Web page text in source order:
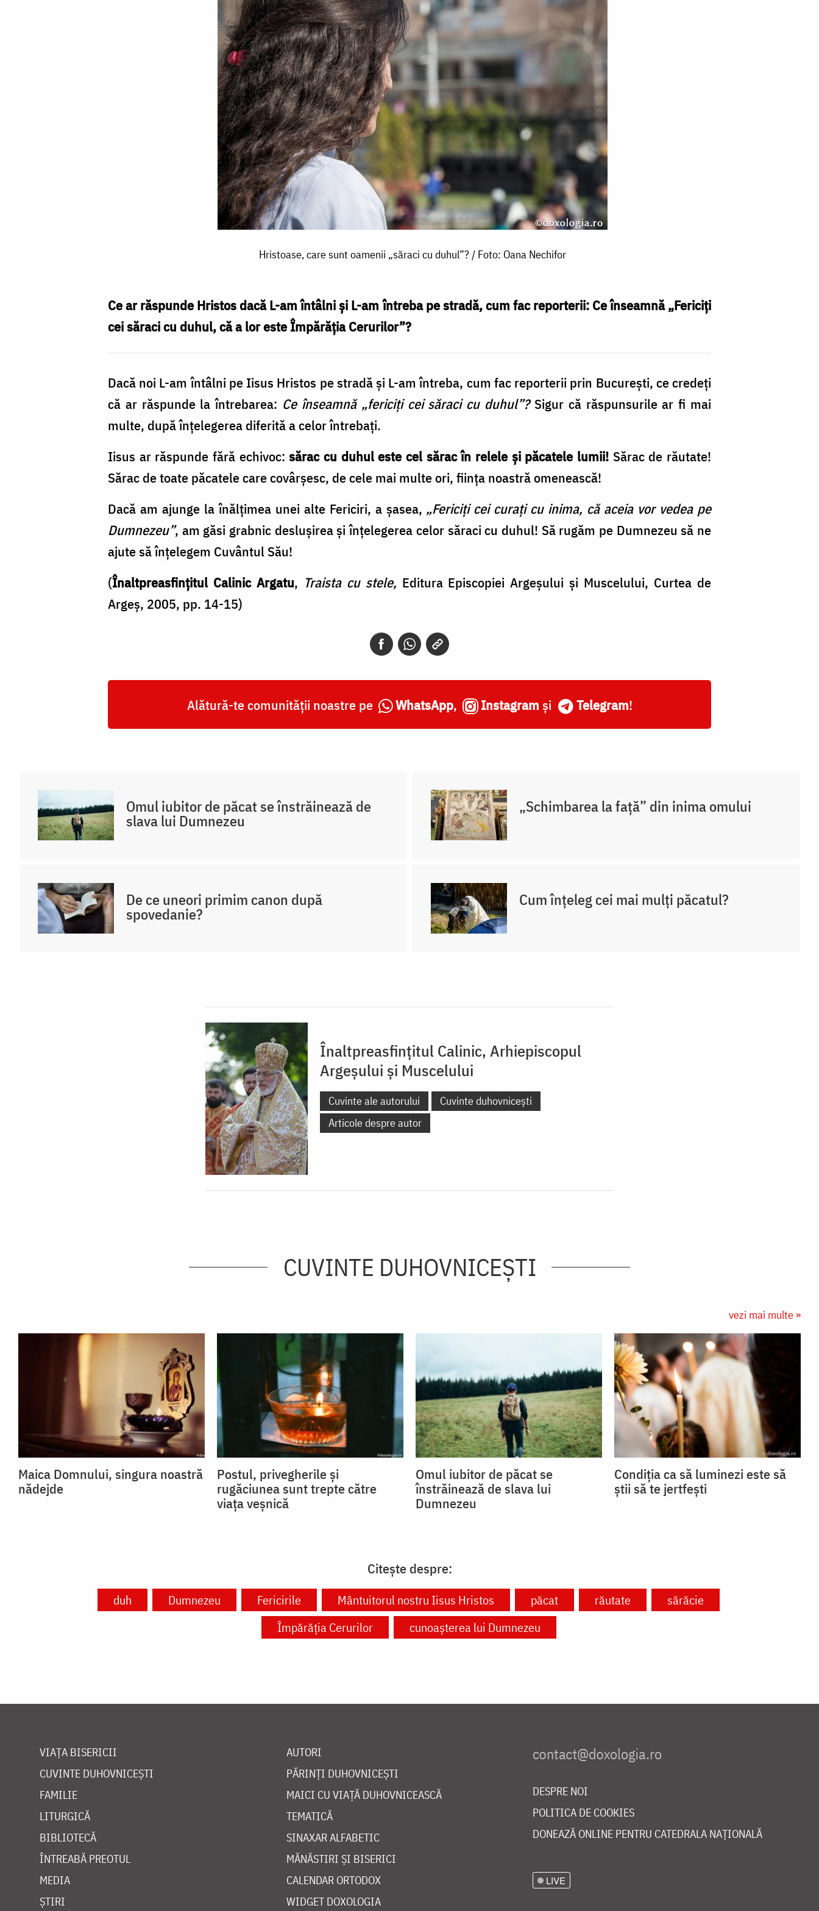
Hristoase, care sunt oamenii „săraci cu duhul”? / Foto: Oana Nechifor
Ce ar răspunde Hristos dacă L-am întâlni și L-am întreba pe stradă, cum fac reporterii: Ce înseamnă „Fericiți
cei săraci cu duhul, că a lor este Împărăția Cerurilor”?
Dacă noi L-am întâlni pe Iisus Hristos pe stradă şi L-am întreba, cum fac reporterii prin Bucureşti, ce credeţi
că ar răspunde la întrebarea: Ce înseamnă „fericiţi cei săraci cu duhul”? Sigur că răspunsurile ar fi mai
multe, după înţelegerea diferită a celor întrebaţi.
Iisus ar răspunde fără echivoc:sărac cu duhul este cel sărac în relele şi păcatele lumii! Sărac de răutate!
Sărac de toate păcatele care covârşesc, de cele mai multe ori, fiinţa noastră omenească!
Dacă am ajunge la înălţimea unei alte Fericiri, a şasea, „Fericiţi cei curaţi cu inima, că aceia vor vedea pe
Dumnezeu”, am găsi grabnic desluşirea şi înţelegerea celor săraci cu duhul! Să rugăm pe Dumnezeu să ne
ajute să înţelegem Cuvântul Său!
(Înaltpreasfințitul Calinic Argatu, Traista cu stele, Editura Episcopiei Argeșului și Muscelului, Curtea de
Argeș, 2005, pp. 14-15)
Alătură-te comunității noastre pe WhatsApp, Instagram și Telegram!
Omul iubitor de păcat se înstrăinează de
slava lui Dumnezeu
„Schimbarea la față” din inima omului
De ce uneori primim canon după
spovedanie?
Cum înțeleg cei mai mulți păcatul?
Înaltpreasfințitul Calinic, Arhiepiscopul
Argeșului și Muscelului
Cuvinte ale autorului
Cuvinte duhovnicești
Articole despre autor
CUVINTE DUHOVNICEȘTI
vezi mai multe »
Maica Domnului, singura noastră
nădejde
Postul, privegherile și
rugăciunea sunt trepte către
viața veșnică
Omul iubitor de păcat se
înstrăinează de slava lui
Dumnezeu
Condiția ca să luminezi este să
știi să te jertfești
Citește despre:
duh Dumnezeu Fericirile Mântuitorul nostru Iisus Hristos păcat răutate
sărăcie
Împărăția Cerurilor
cunoașterea lui Dumnezeu
VIAȚA BISERICII
CUVINTE DUHOVNICEȘTI
FAMILIE
LITURGICĂ
BIBLIOTECĂ
ÎNTREABĂ PREOTUL
MEDIA
ȘTIRI
AUTORI
PĂRINȚI DUHOVNICEȘTI
MAICI CU VIAȚĂ DUHOVNICEASCĂ
TEMATICĂ
SINAXAR ALFABETIC
MĂNĂSTIRI ȘI BISERICI
CALENDAR ORTODOX
WIDGET DOXOLOGIA
DESPRE NOI
POLITICA DE COOKIES
DONEAZĂ ONLINE PENTRU CATEDRALA NAȚIONALĂ
LIVE